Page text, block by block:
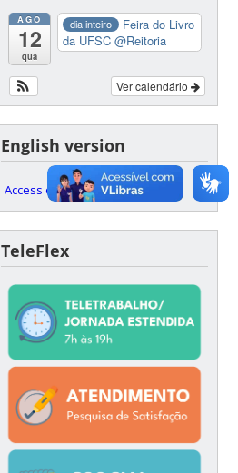
AGO
12
qua
dia inteiro
Feira do Livro
da UFSC@Reitoria
Ver calendário
English version
Access our English website here
TeleFlex